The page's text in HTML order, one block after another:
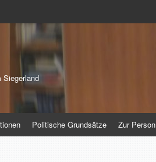
Siegerland
Politische Grundsätze Zur Person